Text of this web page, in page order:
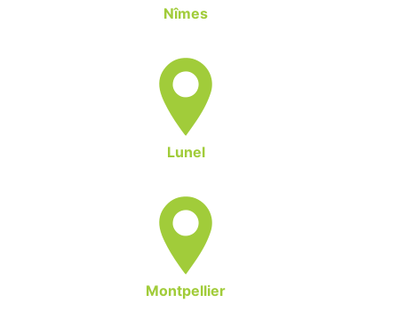
Nîmes
Lunel
Montpellier